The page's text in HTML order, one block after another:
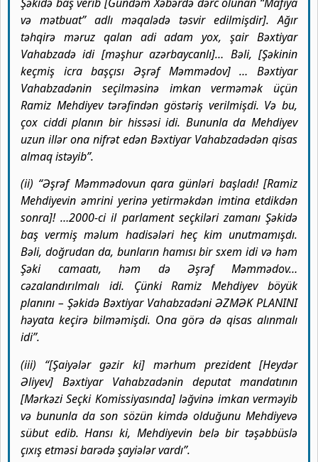
və mətbuat” adlı məqalədə təsvir edilmişdir]. Ağır
təhqirə məruz qalan adi adam yox, şair Bəxtiyar
Vahabzadə idi [məşhur azərbaycanlı]… Bəli, [Şəkinin
keçmiş icra başçısı Əşrəf Məmmədov] … Bəxtiyar
Vahabzadənin seçilməsinə imkan verməmək üçün
Ramiz Mehdiyev tərəfindən göstəriş verilmişdi. Və bu,
çox ciddi planın bir hissəsi idi. Bununla da Mehdiyev
uzun illər ona nifrət edən Bəxtiyar Vahabzadədən qisas
almaq istəyib”.
(ii) “Əşrəf Məmmədovun qara günləri başladı! [Ramiz
Mehdiyevin əmrini yerinə yetirməkdən imtina etdikdən
sonra]! …2000-ci il parlament seçkiləri zamanı Şəkidə
baş vermiş məlum hadisələri heç kim unutmamışdı.
Bəli, doğrudan da, bunların hamısı bir sxem idi və həm
Şəki camaatı, həm də Əşrəf Məmmədov…
cəzalandırılmalı idi. Çünki Ramiz Mehdiyev böyük
planını – Şəkidə Bəxtiyar Vahabzadəni ƏZMƏK PLANINI
həyata keçirə bilməmişdi. Ona görə də qisas alınmalı
idi”.
(iii) “[Şaiyələr gəzir ki] mərhum prezident [Heydər
Əliyev] Bəxtiyar Vahabzadənin deputat mandatının
[Mərkəzi Seçki Komissiyasında] ləğvinə imkan verməyib
və bununla da son sözün kimdə olduğunu Mehdiyevə
sübut edib. Hansı ki, Mehdiyevin belə bir təşəbbüslə
çıxış etməsi barədə şayiələr vardı”.